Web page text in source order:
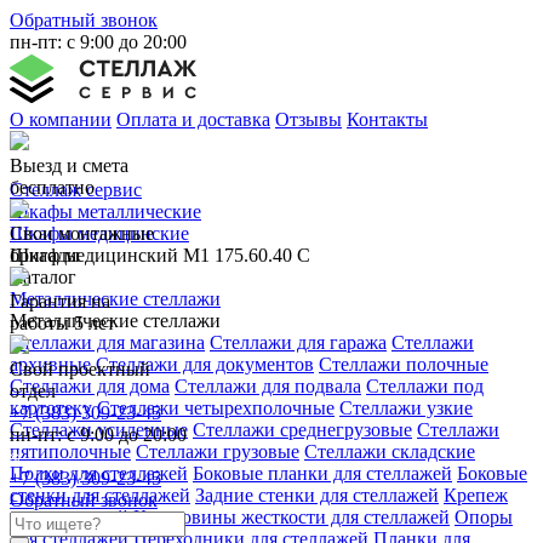
Обратный звонок
пн-пт: с 9:00 до 20:00
О компании Оплата и доставка Отзывы Контакты
Выезд и смета
бесплатно
Свои монтажные
бригады
Гарантия на
работы 5 лет
Свой проектный
отдел
+7 (383) 309-23-45
пн-пт: с 9:00 до 20:00
+7 (383) 309-23-45
Обратный звонок
Стеллаж сервис
Шкафы металлические
Шкафы медицинские
Шкаф медицинский М1 175.60.40 С
Каталог
Металлические стеллажи
Металлические стеллажи
Стеллажи для магазина Стеллажи для гаража Стеллажи
архивные Стеллажи для документов Стеллажи полочные
Стеллажи для дома Стеллажи для подвала Стеллажи под
картотеку Стеллажи четырехполочные Стеллажи узкие
Стеллажи усиленные Стеллажи среднегрузовые Стеллажи
пятиполочные Стеллажи грузовые Стеллажи складские
Полки для стеллажей Боковые планки для стеллажей Боковые
стенки для стеллажей Задние стенки для стеллажей Крепеж
для стеллажей Крестовины жесткости для стеллажей Опоры
для стеллажей Переходники для стеллажей Планки для